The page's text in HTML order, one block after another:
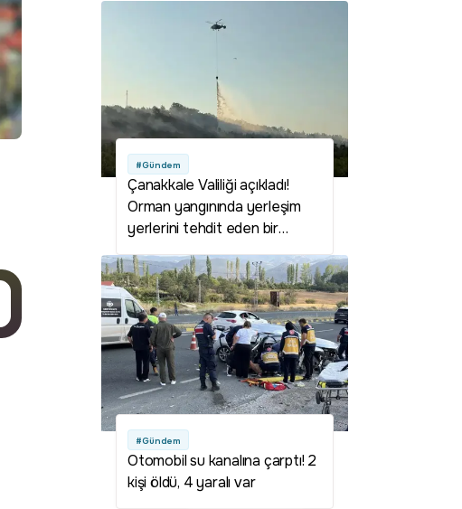
#Gündem
Çanakkale Valiliği açıkladı!
Orman yangınında yerleşim
yerlerini tehdit eden bir
#Gündem
Otomobil su kanalına çarptı! 2
kişi öldü, 4 yaralı var